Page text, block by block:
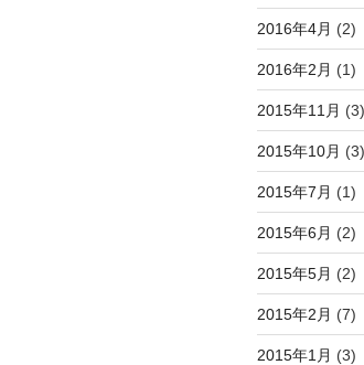
2016年4月 (2)
2016年2月 (1)
2015年11月 (3)
2015年10月 (3)
2015年7月 (1)
2015年6月 (2)
2015年5月 (2)
2015年2月 (7)
2015年1月 (3)